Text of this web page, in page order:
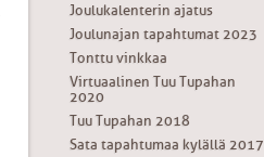
Joulukalenterin ajatus
Joulunajan tapahtumat 2023
Tonttu vinkkaa
Virtuaalinen Tuu Tupahan
2020
Tuu Tupahan 2018
Sata tapahtumaa kylällä 2017